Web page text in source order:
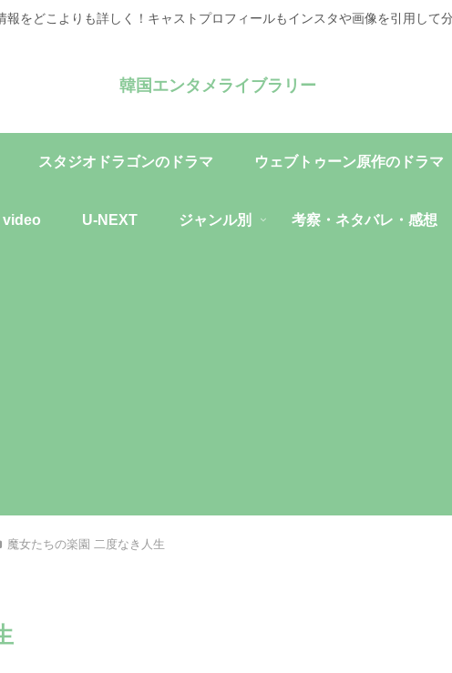
をどこよりも詳しく！キャストプロフィールもインスタや画像を引用して
韓国エンタメライブラリー
スタジオドラゴンのドラマ ウェブトゥーン原作のドラマ
video U-NEXT ジャンル別 考察・ネタバレ・感想
魔女たちの楽園 二度なき人生